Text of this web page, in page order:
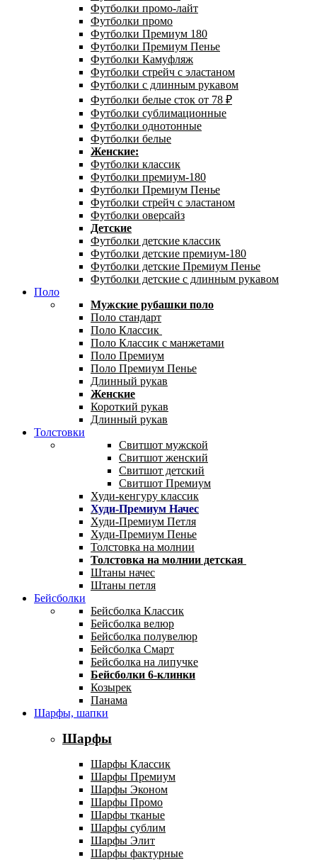
Футболки промо-лайт
Футболки промо
Футболки Премиум 180
Футболки Премиум Пенье
Футболки Камуфляж
Футболки стрейч с эластаном
Футболки с длинным рукавом
Футболки белые сток от 78 ₽
Футболки сублимационные
Футболки однотонные
Футболки белые
Женские:
Футболки классик
Футболки премиум-180
Футболки Премиум Пенье
Футболки стрейч с эластаном
Футболки оверсайз
Детские
Футболки детские классик
Футболки детские премиум-180
Футболки детские Премиум Пенье
Футболки детские с длинным рукавом
Поло
Мужские рубашки поло
Поло стандарт
Поло Классик
Поло Классик с манжетами
Поло Премиум
Поло Премиум Пенье
Длинный рукав
Женские
Короткий рукав
Длинный рукав
Толстовки
Свитшот мужской
Свитшот женский
Свитшот детский
Свитшот Премиум
Худи-кенгуру классик
Худи-Премиум Начес
Худи-Премиум Петля
Худи-Премиум Пенье
Толстовка на молнии
Толстовка на молнии детская
Штаны начес
Штаны петля
Бейсболки
Бейсболка Классик
Бейсболка велюр
Бейсболка полувелюр
Бейсболка Смарт
Бейсболка на липучке
Бейсболки 6-клинки
Козырек
Панама
Шарфы, шапки
Шарфы
Шарфы Классик
Шарфы Премиум
Шарфы Эконом
Шарфы Промо
Шарфы тканые
Шарфы сублим
Шарфы Элит
Шарфы фактурные